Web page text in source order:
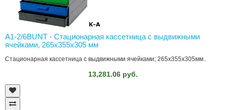
A1-2/6BUNT - Стационарная кассетница с выдвижными
ячейками, 265x355x305 мм
Стационарная кассетница с выдвижными ячейками; 265x355x305мм..
13,281.06 руб.